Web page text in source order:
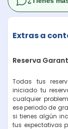
Extras a
Reserva
Todas tus
iniciado tu
cualquier
ese periodo de
si tienes algún
tus expectativas